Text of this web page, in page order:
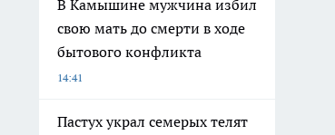
В Камышине мужчина избил
свою мать до смерти в ходе
бытового конфликта
14:41
Пастух украл семерых телят